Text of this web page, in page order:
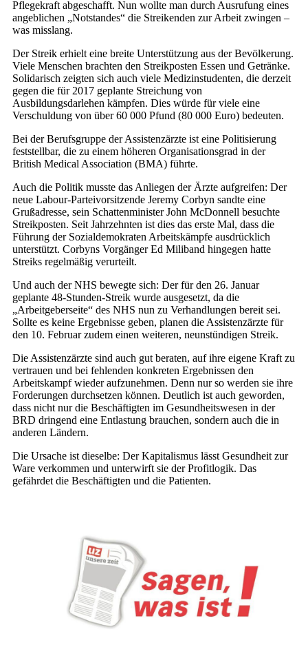
Pflegekraft abgeschafft. Nun wollte man durch Ausrufung eines
angeblichen „Notstandes“ die Streikenden zur Arbeit zwingen –
was misslang.
Der Streik erhielt eine breite Unterstützung aus der Bevölkerung.
Viele Menschen brachten den Streikposten Essen und Getränke.
Solidarisch zeigten sich auch viele Medizinstudenten, die derzeit
gegen die für 2017 geplante Streichung von
Ausbildungsdarlehen kämpfen. Dies würde für viele eine
Verschuldung von über 60 000 Pfund (80 000 Euro) bedeuten.
Bei der Berufsgruppe der Assi­s­tenzärzte ist eine Politisierung
feststellbar, die zu einem höheren Organisationsgrad in der
British Medical Association (BMA) führte.
Auch die Politik musste das Anliegen der Ärzte aufgreifen: Der
neue Labour-Parteivorsitzende Jeremy Corbyn sandte eine
Grußadresse, sein Schattenminister John McDonnell besuchte
Streikposten. Seit Jahrzehnten ist dies das erste Mal, dass die
Führung der Sozialdemokraten Arbeitskämpfe ausdrücklich
unterstützt. Corbyns Vorgänger Ed Miliband hingegen hatte
Streiks regelmäßig verurteilt.
Und auch der NHS bewegte sich: Der für den 26. Januar
geplante 48-Stunden-Streik wurde ausgesetzt, da die
„Arbeitgeberseite“ des NHS nun zu Verhandlungen bereit sei.
Sollte es keine Ergebnisse geben, planen die Assistenzärzte für
den 10. Februar zudem einen weiteren, neunstündigen Streik.
Die Assistenzärzte sind auch gut beraten, auf ihre eigene Kraft zu
vertrauen und bei fehlenden konkreten Ergebnissen den
Arbeitskampf wieder aufzunehmen. Denn nur so werden sie ihre
Forderungen durchsetzen können. Deutlich ist auch geworden,
dass nicht nur die Beschäftigten im Gesundheitswesen in der
BRD dringend eine Entlastung brauchen, sondern auch die in
anderen Ländern.
Die Ursache ist dieselbe: Der Kapitalismus lässt Gesundheit zur
Ware verkommen und unterwirft sie der Profitlogik. Das
gefährdet die Beschäftigten und die Patienten.